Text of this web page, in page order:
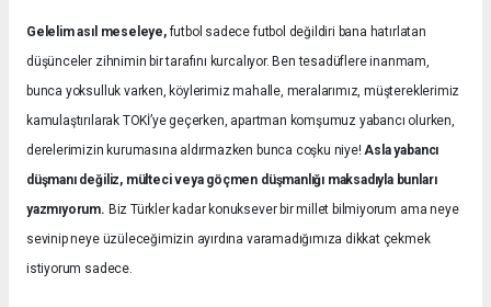
Gelelim asıl meseleye,futbol sadece futbol değildiri bana hatırlatan
düşünceler zihnimin bir tarafını kurcalıyor. Ben tesadüflere inanmam,
bunca yoksulluk varken, köylerimiz mahalle, meralarımız, müştereklerimiz
kamulaştırılarak TOKİ’ye geçerken, apartman komşumuz yabancı olurken,
derelerimizin kurumasına aldırmazken bunca coşku niye!Asla yabancı
düşmanı değiliz, mülteci veya göçmen düşmanlığı maksadıyla bunları
yazmıyorum. Biz Türkler kadar konuksever bir millet bilmiyorum ama neye
sevinip neye üzüleceğimizin ayırdına varamadığımıza dikkat çekmek
istiyorum sadece.